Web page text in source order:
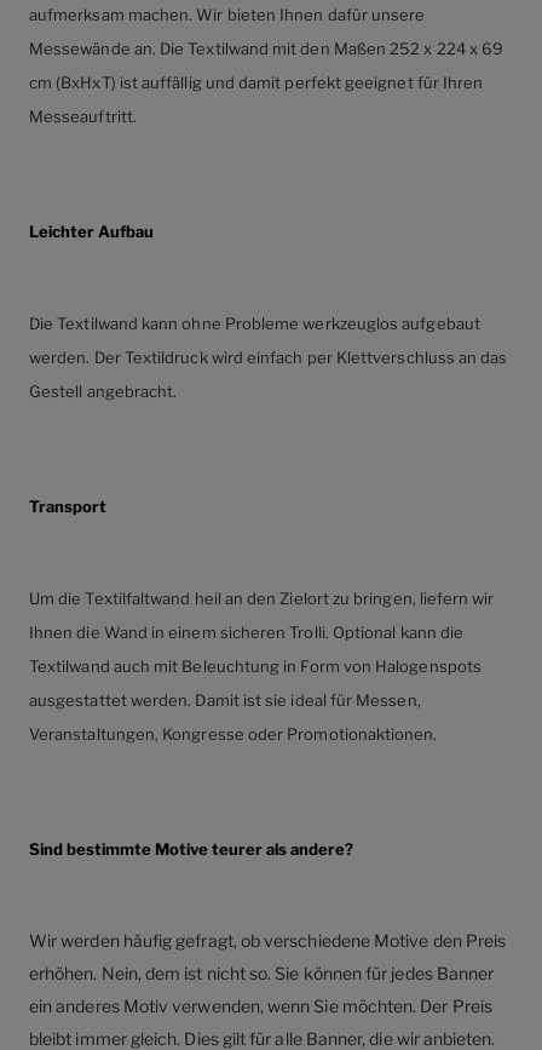
aufmerksam machen. Wir bieten Ihnen dafür unsere
Messewände an. Die Textilwand mit den Maßen 252 x 224 x 69
cm (BxHxT) ist auffällig und damit perfekt geeignet für Ihren
Messeauftritt.
Leichter Aufbau
Die Textilwand kann ohne Probleme werkzeuglos aufgebaut
werden. Der Textildruck wird einfach per Klettverschluss an das
Gestell angebracht.
Transport
Um die Textilfaltwand heil an den Zielort zu bringen, liefern wir
Ihnen die Wand in einem sicheren Trolli. Optional kann die
Textilwand auch mit Beleuchtung in Form von Halogenspots
ausgestattet werden. Damit ist sie ideal für Messen,
Veranstaltungen, Kongresse oder Promotionaktionen.
Sind bestimmte Motive teurer als andere?
Wir werden häufig gefragt, ob verschiedene Motive den Preis
erhöhen. Nein, dem ist nicht so. Sie können für jedes Banner
ein anderes Motiv verwenden, wenn Sie möchten. Der Preis
bleibt immer gleich. Dies gilt für alle Banner, die wir anbieten.